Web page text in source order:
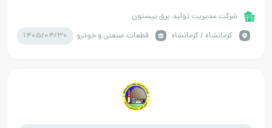
شرکت مدیریت تولید برق بیستون
كرمانشاه / کرمانشاه
قطعات صنعتی و خودرو 1405/04/30